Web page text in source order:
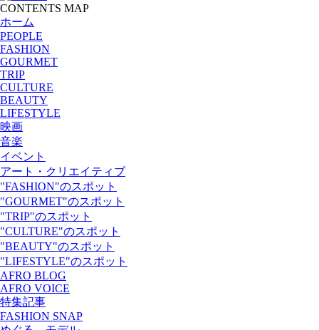
CONTENTS MAP
ホーム
PEOPLE
FASHION
GOURMET
TRIP
CULTURE
BEAUTY
LIFESTYLE
映画
音楽
イベント
アート・クリエイティブ
"FASHION"のスポット
"GOURMET"のスポット
"TRIP"のスポット
"CULTURE"のスポット
"BEAUTY"のスポット
"LIFESTYLE"のスポット
AFRO BLOG
AFRO VOICE
特集記事
FASHION SNAP